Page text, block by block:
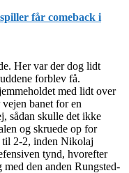
får comeback i
Her var der dog lidt
forblev få.
med lidt over
banet for en
sådan skulle det ikke
og skruede op for
til 2-2, inden Nikolaj
tynd, hvorefter
den anden Rungsted-